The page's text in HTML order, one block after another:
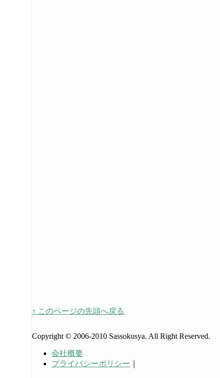
↑ このページの先頭へ戻る
Copyright © 2006-2010 Sassokusya. All Right Reserved.
会社概要
プライバシーポリシー